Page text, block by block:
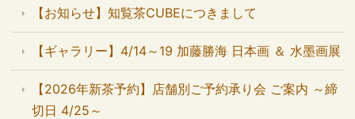
【お知らせ】知覧茶CUBEにつきまして
【ギャラリー】4/14～19 加藤勝海 日本画 ＆ 水墨画展
【2026年新茶予約】店舗別ご予約承り会 ご案内 ～締
切日 4/25～